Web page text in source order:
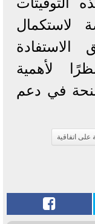
لاستكمال
لأهمية
في دعم
على اتفاقية